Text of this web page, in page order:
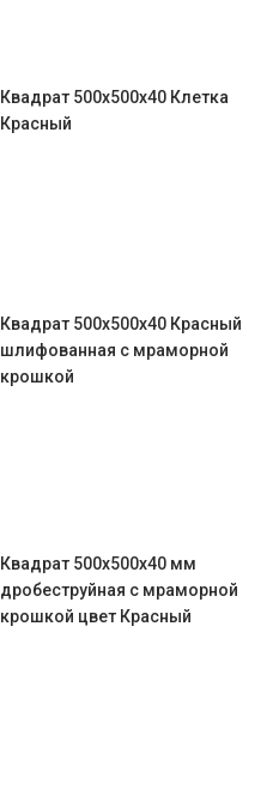
Квадрат 500х500х40 Клетка
Красный
Квадрат 500х500х40 Красный
шлифованная с мраморной
крошкой
Квадрат 500х500х40 мм
дробеструйная с мраморной
крошкой цвет Красный